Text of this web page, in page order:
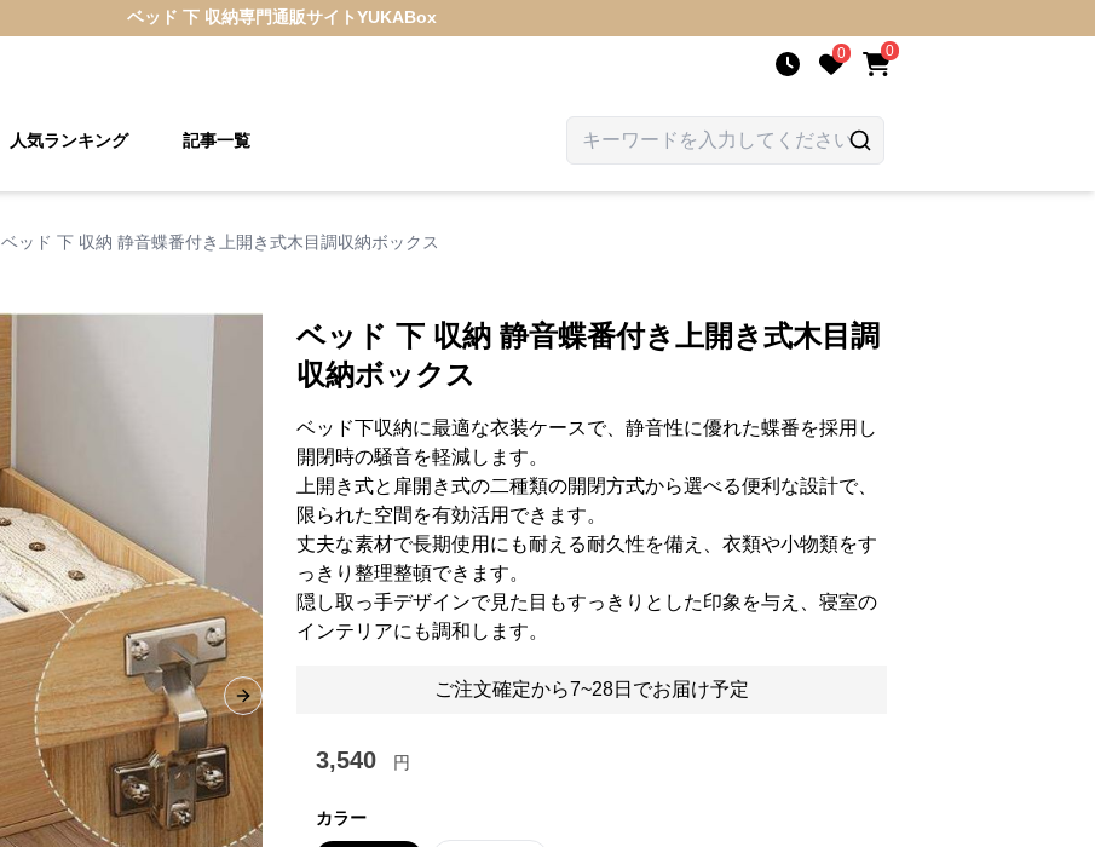
ベッド 下 収納専門通販サイトYUKABox
0 0
人気ランキング 記事一覧
ベッド 下 収納 静音蝶番付き上開き式木目調収納ボックス
Next slide
ベッド 下 収納 静音蝶番付き上開き式木目調
収納ボックス
ベッド下収納に最適な衣装ケースで、静音性に優れた蝶番を採用し
開閉時の騒音を軽減します。
上開き式と扉開き式の二種類の開閉方式から選べる便利な設計で、
限られた空間を有効活用できます。
丈夫な素材で長期使用にも耐える耐久性を備え、衣類や小物類をす
っきり整理整頓できます。
隠し取っ手デザインで見た目もすっきりとした印象を与え、寝室の
インテリアにも調和します。
ご注文確定から7~28日でお届け予定
3,540 円
カラー